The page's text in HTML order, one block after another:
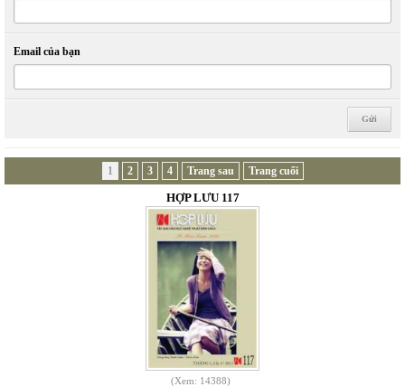
Email của bạn
1 2 3 4 Trang sau Trang cuối
HỢP LƯU 117
(Xem: 14388)